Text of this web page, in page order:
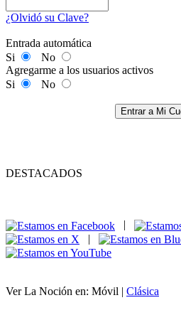
¿Olvidó su Clave?
Entrada automática
Si
No
Agregarme a los usuarios activos
Si
No
Entrar a Mi
DESTACADOS
|
Ver La Noción en: Móvil | Clásica